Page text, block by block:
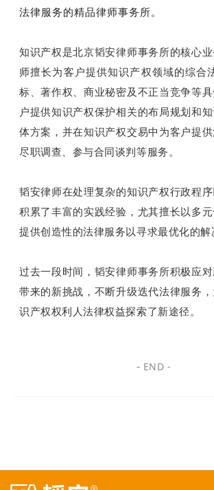
法律服务的精品律师事务所。
知识产权是北京韬安律师事务所的核心
师擅长为客户提供知识产权领域的综合
标、著作权、商业秘密及不正当竞争等
户提供知识产权保护相关的布局规划和
体方案，并在知识产权交易中为客户提供
尽职调查、参与合同谈判等服务。
韬安律师在处理复杂的知识产权行政程
积累了丰富的实践经验，尤其擅长以多
提供创造性的法律服务以寻求最优化的解
过去一段时间，韬安律师事务所积极应
带来的新挑战，不断升级迭代法律服务
识产权权利人法律权益探索了新途径。
- END -